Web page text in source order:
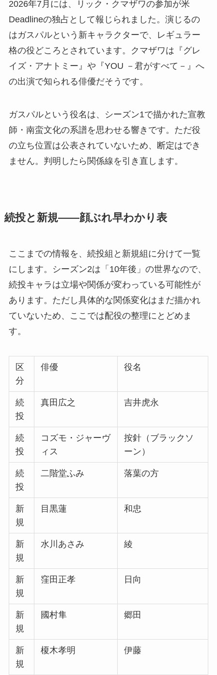
2026年7月には、リック・クマザワの参加が米
Deadlineの独占として報じられました。演じるの
はガスパルという新キャラクターで、レギュラー
格の役どころとされています。クマザワは『グレ
イズ・アナトミー』や『YOU －君がすべて－』へ
の出演で知られる俳優だそうです。
ガスパルという役名は、シーズン1で描かれた宣教
師・南蛮文化の系譜を思わせる響きです。ただ役
の立ち位置は公表されていないため、断定はでき
ません。判明したら関係線を引き直します。
続投と新規——顔ぶれ早わかり表
ここまでの情報を、続投組と新規組に分けて一覧
にします。シーズン2は「10年後」の世界なので、
続投キャラは立場や関係が変わっている可能性が
あります。ただし具体的な関係変化はまだ描かれ
ていないため、ここでは配役の整理にとどめま
す。
区
分
俳優 役名
続
投
真田広之 吉井虎永
続
投
コズモ・ジャーヴ
ィス
按針（ブラックソ
ーン）
続
投
二階堂ふみ 落葉の方
新
規
目黒蓮 和忠
新
規
水川あさみ 綾
新
規
窪田正孝 日向
新
規
國村隼 郷田
新
規
榎木孝明 伊藤